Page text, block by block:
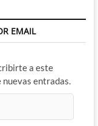
EMAIL
a este
entradas.